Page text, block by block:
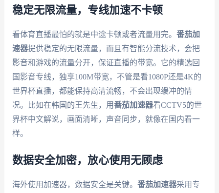
稳定无限流量，专线加速不卡顿
看体育直播最怕的就是中途卡顿或者流量用完。 番茄加
速器提供稳定的无限流量，而且有智能分流技术，会把
影音和游戏的流量分开，保证直播的带宽。它的精选回
国影音专线，独享100M带宽，不管是看1080P还是4K的
世界杯直播，都能保持高清流畅，不会出现缓冲的情
况。比如在韩国的王先生，用番茄加速器看CCTV5的世
界杯中文解说，画面清晰，声音同步，就像在国内看一
样。
数据安全加密，放心使用无顾虑
海外使用加速器，数据安全是关键。 番茄加速器采用专